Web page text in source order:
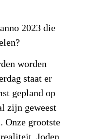
2023 die
worden
staat er
gepland op
zijn geweest
Onze grootste